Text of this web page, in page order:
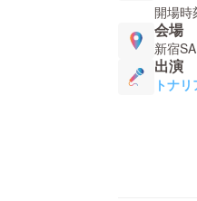
開場時
会場
新宿
出演
トナリ